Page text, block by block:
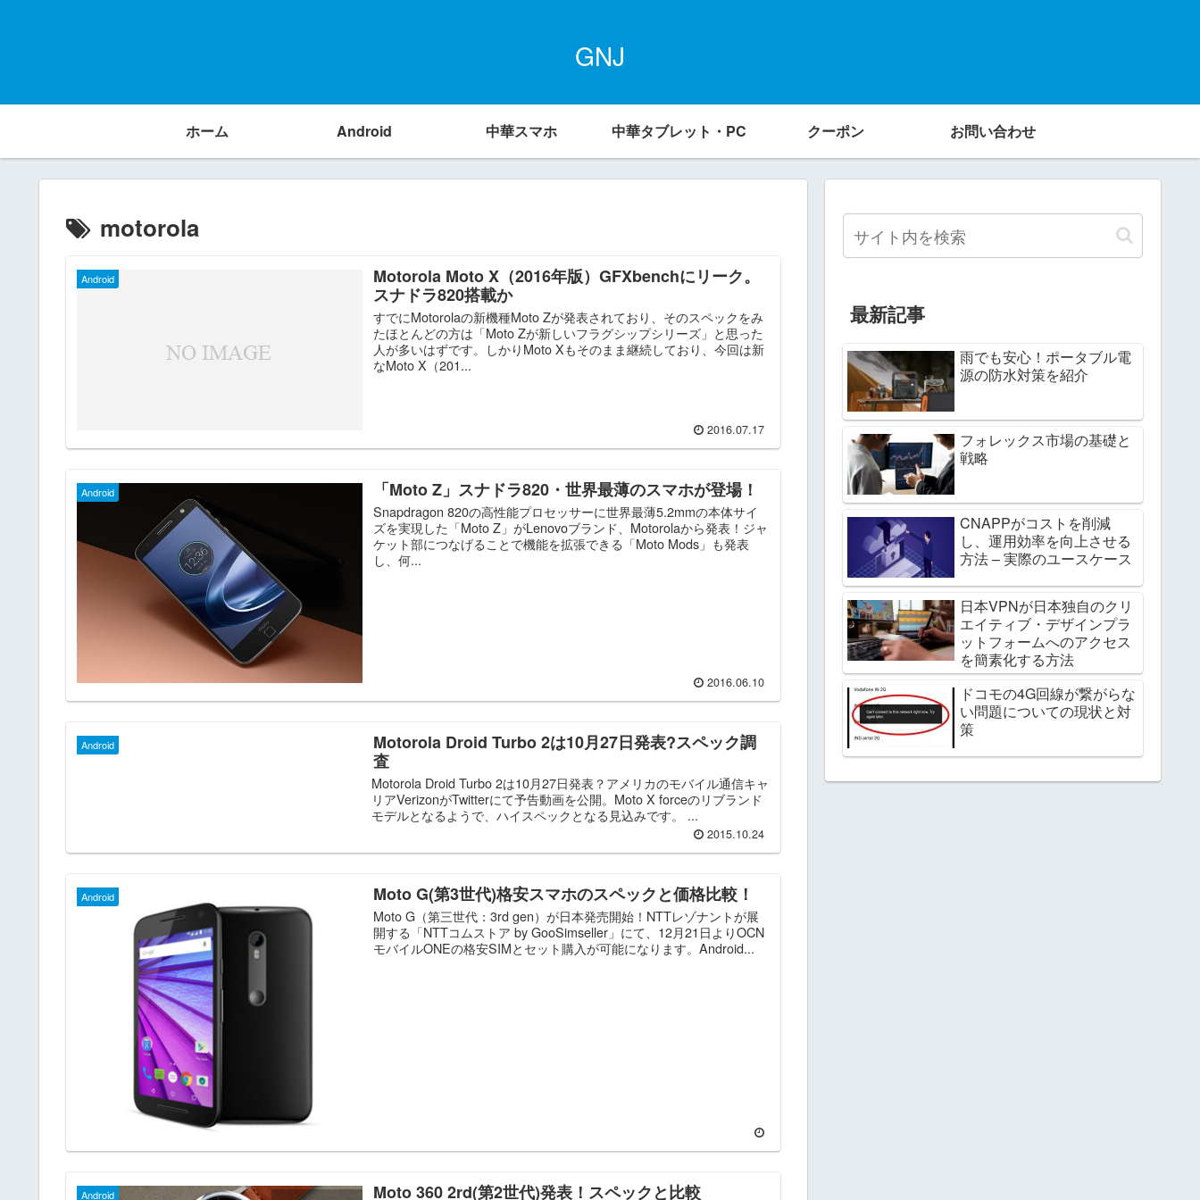
GNJ
ホーム Android 中華スマホ 中華タブレット・PC クーポン お問い合わせ
motorola
Android
Motorola Moto X（2016年版）GFXbenchにリーク。
スナドラ820搭載か
すでにMotorolaの新機種Moto Zが発表されており、そのスペックをみ
たほとんどの方は「Moto Zが新しいフラグシップシリーズ」と思った
人が多いはずです。しかりMoto Xもそのまま継続しており、今回は新
なMoto X（201...
2016.07.17
Android 「Moto Z」スナドラ820・世界最薄のスマホが登場！
Snapdragon 820の高性能プロセッサーに世界最薄5.2mmの本体サイ
ズを実現した「Moto Z」がLenovoブランド、Motorolaから発表！ジャ
ケット部につなげることで機能を拡張できる「Moto Mods」も発表
し、何...
2016.06.10
Android
Motorola Droid Turbo 2は10月27日発表?スペック調
査
Motorola Droid Turbo 2は10月27日発表？アメリカのモバイル通信キャ
リアVerizonがTwitterにて予告動画を公開。Moto X forceのリブランド
モデルとなるようで、ハイスペックとなる見込みです。 ...
2015.10.24
Android Moto G(第3世代)格安スマホのスペックと価格比較！
Moto G（第三世代：3rd gen）が日本発売開始！NTTレゾナントが展
開する「NTTコムストア by GooSimseller」にて、12月21日よりOCN
モバイルONEの格安SIMとセット購入が可能になります。Android...
Android Moto 360 2rd(第2世代)発表！スペックと比較
最新記事
雨でも安心！ポータブル電
源の防水対策を紹介
フォレックス市場の基礎と
戦略
CNAPPがコストを削減
し、運用効率を向上させる
方法 – 実際のユースケース
日本VPNが日本独自のクリ
エイティブ・デザインプラ
ットフォームへのアクセス
を簡素化する方法
ドコモの4G回線が繋がらな
い問題についての現状と対
策